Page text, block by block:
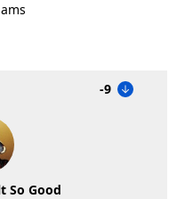
-9
So Good